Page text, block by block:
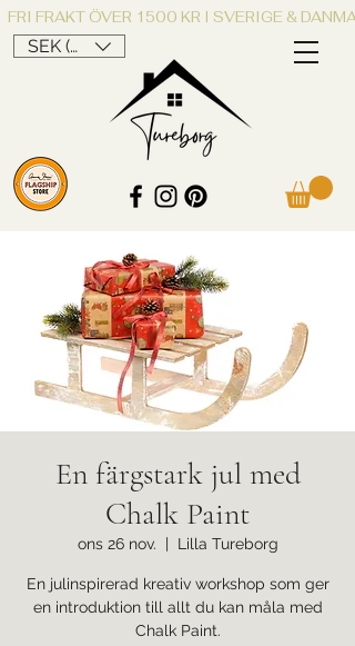
SEK (kr)
FRI FRAKT ÖVER 1500 KR I SVERIGE &
En färgstark jul med
Chalk Paint
ons 26 nov.
  |
Lilla Tureborg
En julinspirerad kreativ workshop som ger
en introduktion till allt du kan måla med
Chalk Paint.